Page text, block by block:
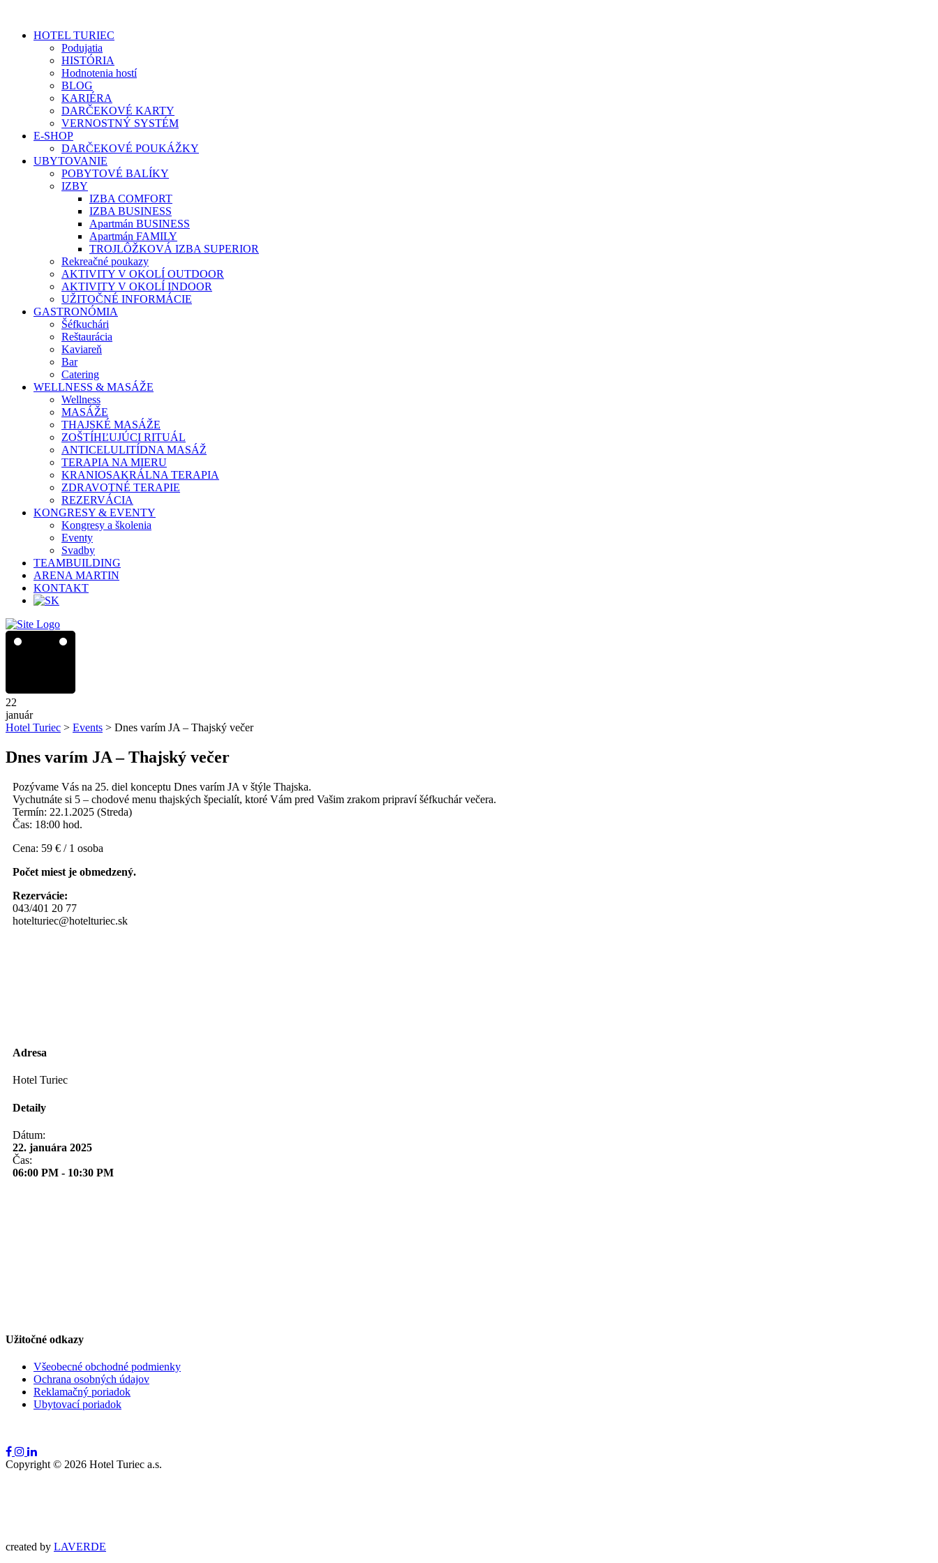
HOTEL TURIEC
Podujatia
HISTÓRIA
Hodnotenia hostí
BLOG
KARIÉRA
DARČEKOVÉ KARTY
VERNOSTNÝ SYSTÉM
E-SHOP
DARČEKOVÉ POUKÁŽKY
UBYTOVANIE
POBYTOVÉ BALÍKY
IZBY
IZBA COMFORT
IZBA BUSINESS
Apartmán BUSINESS
Apartmán FAMILY
TROJLÔŽKOVÁ IZBA SUPERIOR
Rekreačné poukazy
AKTIVITY V OKOLÍ OUTDOOR
AKTIVITY V OKOLÍ INDOOR
UŽITOČNÉ INFORMÁCIE
GASTRONÓMIA
Šéfkuchári
Reštaurácia
Kaviareň
Bar
Catering
WELLNESS & MASÁŽE
Wellness
MASÁŽE
THAJSKÉ MASÁŽE
ZOŠTÍHĽUJÚCI RITUÁL
ANTICELULITÍDNA MASÁŽ
TERAPIA NA MIERU
KRANIOSAKRÁLNA TERAPIA
ZDRAVOTNÉ TERAPIE
REZERVÁCIA
KONGRESY & EVENTY
Kongresy a školenia
Eventy
Svadby
TEAMBUILDING
ARENA MARTIN
KONTAKT
22
január
Hotel Turiec > Events > Dnes varím JA – Thajský večer
Dnes varím JA – Thajský večer
Pozývame Vás na 25. diel konceptu Dnes varím JA v štýle Thajska.
Vychutnáte si 5 – chodové menu thajských špecialít, ktoré Vám pred Vašim zrakom pripraví šéfkuchár večera.
Termín: 22.1.2025 (Streda)
Čas: 18:00 hod.
Cena: 59 € / 1 osoba
Počet miest je obmedzený.
Rezervácie:
043/401 20 77
hotelturiec@hotelturiec.sk
Adresa
Hotel Turiec
Detaily
Dátum:
22. januára 2025
Čas:
06:00 PM - 10:30 PM
Užitočné odkazy
Všeobecné obchodné podmienky
Ochrana osobných údajov
Reklamačný poriadok
Ubytovací poriadok
Copyright © 2026 Hotel Turiec a.s.
created by LAVERDE